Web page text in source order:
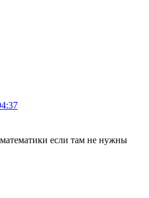
если там не нужны